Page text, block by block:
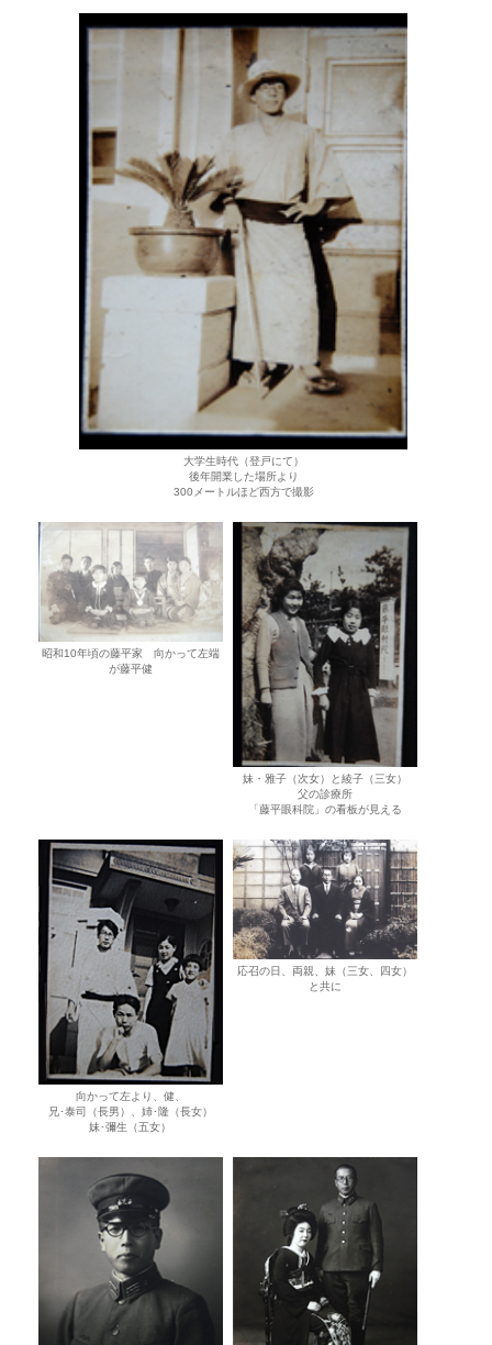
大学生時代（登戸にて）
後年開業した場所より
300メートルほど西方で撮影
昭和10年頃の藤平家 向かって左端
が藤平健
妹・雅子（次女）と綾子（三女）
父の診療所
「藤平眼科院」の看板が見える
向かって左より、健、
兄･泰司（長男）、姉･隆（長女）
妹･彌生（五女）
応召の日、両親、妹（三女、四女）
と共に